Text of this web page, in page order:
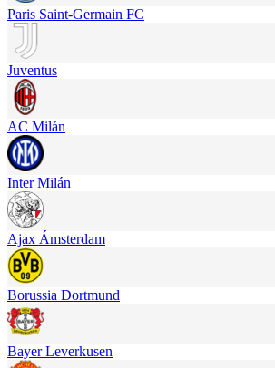
Paris Saint-Germain FC
Juventus
AC Milán
Inter Milán
Ajax Ámsterdam
Borussia Dortmund
Bayer Leverkusen